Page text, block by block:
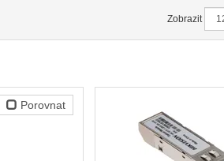
Zobrazit
Porovnat